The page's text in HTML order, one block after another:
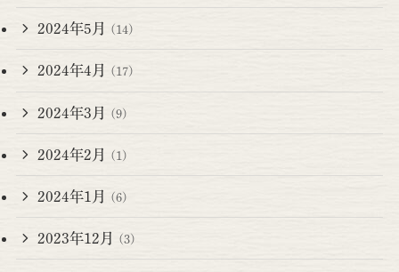
2024年5月 (14)
2024年4月 (17)
2024年3月 (9)
2024年2月 (1)
2024年1月 (6)
2023年12月 (3)